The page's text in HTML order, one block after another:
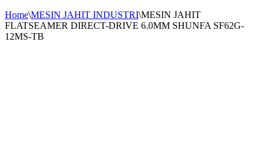
Home\MESIN JAHIT INDUSTRI\MESIN JAHIT
FLATSEAMER DIRECT-DRIVE 6.0MM SHUNFA SF62G-
12MS-TB